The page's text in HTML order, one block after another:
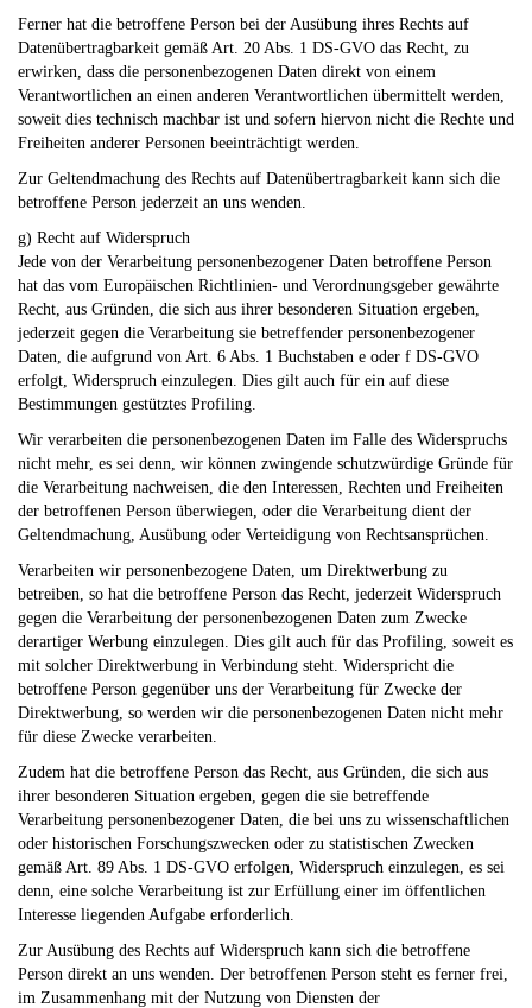
Ferner hat die betroffene Person bei der Ausübung ihres Rechts auf
Datenübertragbarkeit gemäß Art. 20 Abs. 1 DS-GVO das Recht, zu
erwirken, dass die personenbezogenen Daten direkt von einem
Verantwortlichen an einen anderen Verantwortlichen übermittelt werden,
soweit dies technisch machbar ist und sofern hiervon nicht die Rechte und
Freiheiten anderer Personen beeinträchtigt werden.
Zur Geltendmachung des Rechts auf Datenübertragbarkeit kann sich die
betroffene Person jederzeit an uns wenden.
g) Recht auf Widerspruch
Jede von der Verarbeitung personenbezogener Daten betroffene Person
hat das vom Europäischen Richtlinien- und Verordnungsgeber gewährte
Recht, aus Gründen, die sich aus ihrer besonderen Situation ergeben,
jederzeit gegen die Verarbeitung sie betreffender personenbezogener
Daten, die aufgrund von Art. 6 Abs. 1 Buchstaben e oder f DS-GVO
erfolgt, Widerspruch einzulegen. Dies gilt auch für ein auf diese
Bestimmungen gestütztes Profiling.
Wir verarbeiten die personenbezogenen Daten im Falle des Widerspruchs
nicht mehr, es sei denn, wir können zwingende schutzwürdige Gründe für
die Verarbeitung nachweisen, die den Interessen, Rechten und Freiheiten
der betroffenen Person überwiegen, oder die Verarbeitung dient der
Geltendmachung, Ausübung oder Verteidigung von Rechtsansprüchen.
Verarbeiten wir personenbezogene Daten, um Direktwerbung zu
betreiben, so hat die betroffene Person das Recht, jederzeit Widerspruch
gegen die Verarbeitung der personenbezogenen Daten zum Zwecke
derartiger Werbung einzulegen. Dies gilt auch für das Profiling, soweit es
mit solcher Direktwerbung in Verbindung steht. Widerspricht die
betroffene Person gegenüber uns der Verarbeitung für Zwecke der
Direktwerbung, so werden wir die personenbezogenen Daten nicht mehr
für diese Zwecke verarbeiten.
Zudem hat die betroffene Person das Recht, aus Gründen, die sich aus
ihrer besonderen Situation ergeben, gegen die sie betreffende
Verarbeitung personenbezogener Daten, die bei uns zu wissenschaftlichen
oder historischen Forschungszwecken oder zu statistischen Zwecken
gemäß Art. 89 Abs. 1 DS-GVO erfolgen, Widerspruch einzulegen, es sei
denn, eine solche Verarbeitung ist zur Erfüllung einer im öffentlichen
Interesse liegenden Aufgabe erforderlich.
Zur Ausübung des Rechts auf Widerspruch kann sich die betroffene
Person direkt an uns wenden. Der betroffenen Person steht es ferner frei,
im Zusammenhang mit der Nutzung von Diensten der